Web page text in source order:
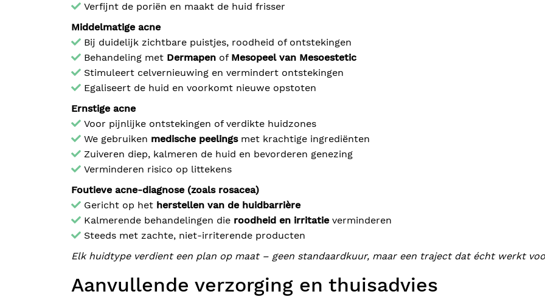
Verfijnt de poriën en maakt de huid frisser
Middelmatige acne
Bij duidelijk zichtbare puistjes, roodheid of ontstekingen
Behandeling met Dermapenof Mesopeel van Mesoestetic
Stimuleert celvernieuwing en vermindert ontstekingen
Egaliseert de huid en voorkomt nieuwe opstoten
Ernstige acne
Voor pijnlijke ontstekingen of verdikte huidzones
We gebruiken medische peelingsmet krachtige ingrediënten
Zuiveren diep, kalmeren de huid en bevorderen genezing
Verminderen risico op littekens
Foutieve acne-diagnose (zoals rosacea)
Gericht op het herstellen van de huidbarrière
Kalmerende behandelingen die roodheid en irritatieverminderen
Steeds met zachte, niet-irriterende producten
Elk huidtype verdient een plan op maat – geen standaardkuur, maar een traject dat écht werkt
Aanvullende verzorging en thuisadvies